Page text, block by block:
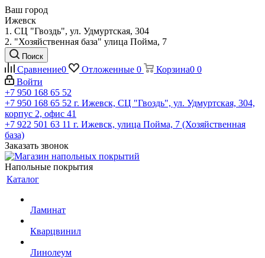
Ваш город
Ижевск
1. СЦ "Гвоздь", ул. Удмуртская, 304
2. "Хозяйственная база" улица Пойма, 7
Поиск
Сравнение0 Отложенные 0 Корзина0 0
Войти
+7 950 168 65 52
+7 950 168 65 52 г. Ижевск, СЦ "Гвоздь", ул. Удмуртская, 304,
корпус 2, офис 41
+7 922 501 63 11 г. Ижевск, улица Пойма, 7 (Хозяйственная
база)
Заказать звонок
Напольные покрытия
Каталог
Ламинат
Кварцвинил
Линолеум